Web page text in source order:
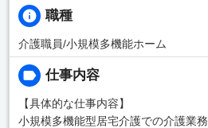
職種
介護職員/小規模多機能ホーム
仕事内容
【具体的な仕事内容】
小規模多機能型居宅介護での介護業務